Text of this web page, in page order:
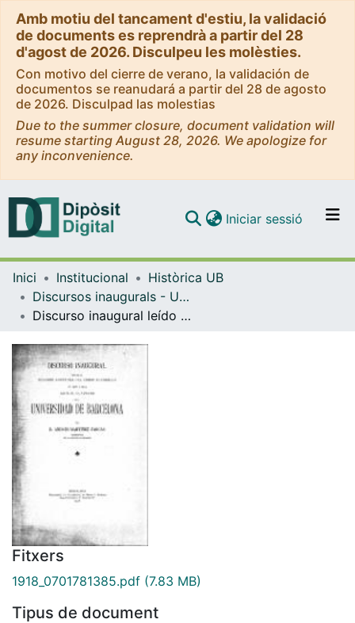
Amb motiu del tancament d'estiu, la validació
de documents es reprendrà a partir del 28
d'agost de 2026. Disculpeu les molèsties.
Con motivo del cierre de verano, la validación de
documentos se reanudará a partir del 28 de agosto
de 2026. Disculpad las molestias
Due to the summer closure, document validation will
resume starting August 28, 2026. We apologize for
any inconvenience.
Navega per tot el DD
Com publicar
Iniciar sessió (current)
Inici Institucional
Històrica UB
Discursos inaugurals - Universitat de Barcelona
Discurso inaugural leído en la solemne apertura del curso académico de 1918 a 1919 ante el claustro de la Universidad de Barcelona / por Andrés Martínez Vargas
Fitxers
1918_0701781385.pdf (7.83 MB)
Tipus de document